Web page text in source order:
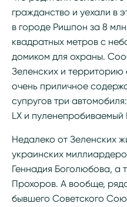
гражданство и уехали в
в городе Ришпон за 8
квадратных метров с
домиком для охраны.
Зеленских и территорию
очень приличное
супругов три
LX и
Недалеко от Зеленских
украинских
Геннадия Боголюбова, а
Прохоров. А вообще,
бывшего Советского